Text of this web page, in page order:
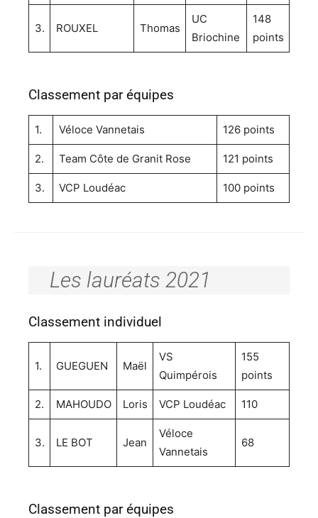
3. ROUXEL Thomas
UC
Briochine
148
points
Classement par équipes
1. Véloce Vannetais 126 points
2. Team Côte de Granit Rose 121 points
3. VCP Loudéac 100 points
Les lauréats 2021
Classement individuel
1. GUEGUEN Maël
VS
Quimpérois
155
points
2. MAHOUDO Loris VCP Loudéac 110
3. LE BOT Jean
Véloce
Vannetais
68
Classement par équipes